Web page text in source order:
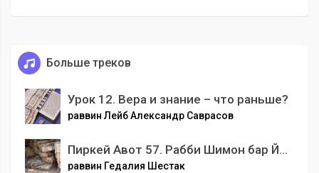
Больше треков
Урок 12. Вера и знание – что раньше?
раввин Лейб Александр Саврасов
Пиркей Авот 57. Рабби Шимон бар Йохай
раввин Гедалия Шестак